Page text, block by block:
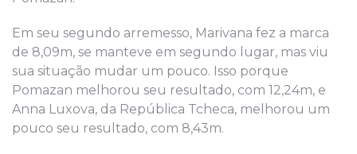
Em seu segundo arremesso, Marivana fez a marca
de 8,09m, se manteve em segundo lugar, mas viu
sua situação mudar um pouco. Isso porque
Pomazan melhorou seu resultado, com 12,24m, e
Anna Luxova, da República Tcheca, melhorou um
pouco seu resultado, com 8,43m.